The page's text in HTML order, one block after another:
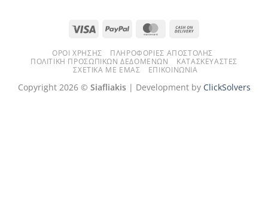
Visa PayPal MasterCard
Delivery
ΌΡΟΙ ΧΡΉΣΗΣ
ΠΛΗΡΟΦΟΡΊΕΣ ΑΠΟΣΤΟΛΉΣ
ΠΟΛΙΤΙΚΉ ΠΡΟΣΩΠΙΚΏΝ ΔΕΔΟΜΈΝΩΝ
ΚΑΤΑΣΚΕΥΑΣΤΈΣ
ΣΧΕΤΙΚΆ ΜΕ ΕΜΆΣ
ΕΠΙΚΟΙΝΩΝΊΑ
Copyright 2026 © Siafliakis| Development by ClickSolvers